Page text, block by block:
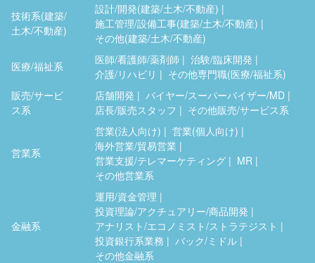
技術系(建築/
土木/不動産)
設計/開発(建築/土木/不動産)
施工管理/設備工事(建築/土木/不動産)
その他(建築/土木/不動産)
医療/福祉系
医師/看護師/薬剤師
治験/臨床開発
介護/リハビリ
その他専門職(医療/福祉系)
販売/サービ
ス系
店舗開発
バイヤー/スーパーバイザー/MD
店長/販売スタッフ
その他販売/サービス系
営業系
営業(法人向け)
営業(個人向け)
海外営業/貿易営業
営業支援/テレマーケティング
MR
その他営業系
金融系
運用/資金管理
投資理論/アクチュアリー/商品開発
アナリスト/エコノミスト/ストラテジスト
投資銀行系業務
バック/ミドル
その他金融系